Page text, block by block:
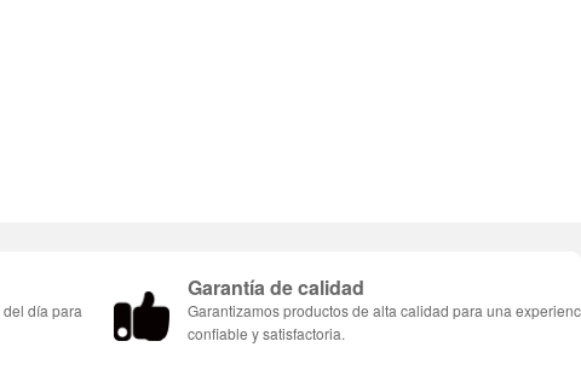
día para
Garantía de calidad
Garantizamos productos de alta calidad para una
confiable y satisfactoria.